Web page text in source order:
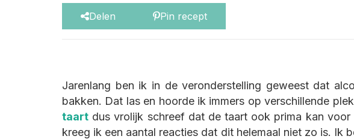
Delen Pin recept
Jarenlang ben ik in de veronderstelling geweest dat
bakken. Dat las en hoorde ik immers op verschillende
taart dus vrolijk schreef dat de taart ook prima kan
kreeg ik een aantal reacties dat dit helemaal niet zo is. Ik